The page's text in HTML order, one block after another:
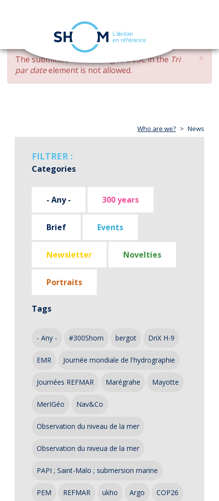
Skip
main
content
navigation
×
ERROR
MESSAGE
The submitted value changed DESCin the Tri
par dateelement is not allowed.
Who are we? News
FILTRER :
Categories
- Any - 300 years
Brief Events
Newsletter Novelties
Portraits
Tags
- Any - #300Shom bergot DriX H-9
EMR Journée mondiale de l'hydrographie
Journées REFMAR Marégrahe Mayotte
MerIGéo Nav&Co
Observation du niveau de la mer
Observation du niveua de la mer
PAPI ; Saint-Malo ; submersion marine
PEM REFMAR ukho Argo COP26